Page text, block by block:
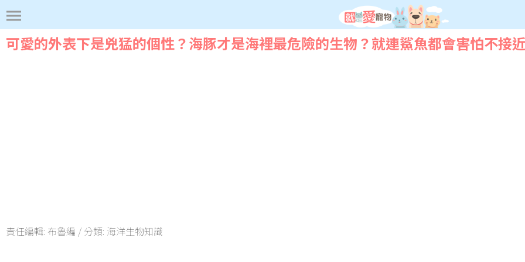
可愛的外表下是兇猛的個性？海豚才是海裡最危險的生物？就連鯊魚都會害怕不接
責任編輯: 布魯編 / 分類: 海洋生物知識